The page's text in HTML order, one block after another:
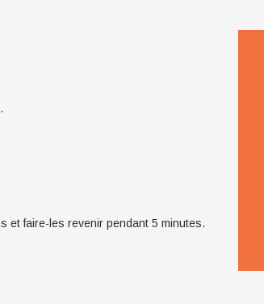
et faire-les revenir pendant 5 minutes.